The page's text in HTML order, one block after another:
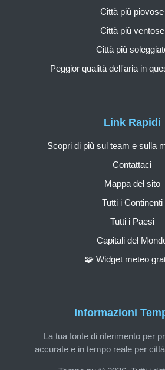
Informazioni
La tua fonte di riferimento per
accurate e in tempo reale per
Link Rapidi
Scopri di più sul team e sulla
Contattaci
Mappa del sito
Tutti i Continenti
Tutti i Paesi
Capitali del
🧩 Widget meteo
Città più piovose
Città più ventose
Città più
Peggior qualità dell'aria in